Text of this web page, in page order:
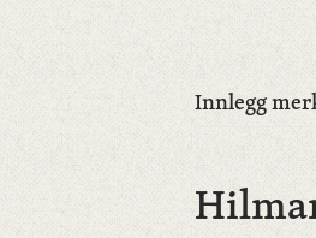
Innlegg